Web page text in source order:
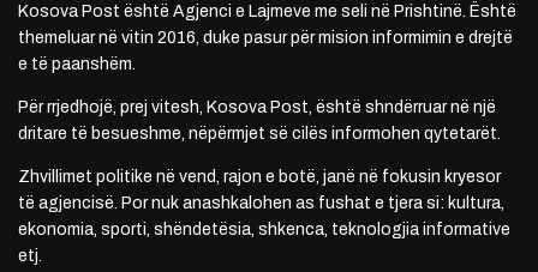
Kosova Post është Agjenci e Lajmeve me seli në Prishtinë. Është
themeluar në vitin 2016, duke pasur për mision informimin e drejtë
e të paanshëm.
Për rrjedhojë, prej vitesh, Kosova Post, është shndërruar në një
dritare të besueshme, nëpërmjet së cilës informohen qytetarët.
Zhvillimet politike në vend, rajon e botë, janë në fokusin kryesor
të agjencisë. Por nuk anashkalohen as fushat e tjera si: kultura,
ekonomia, sporti, shëndetësia, shkenca, teknologjia informative
etj.